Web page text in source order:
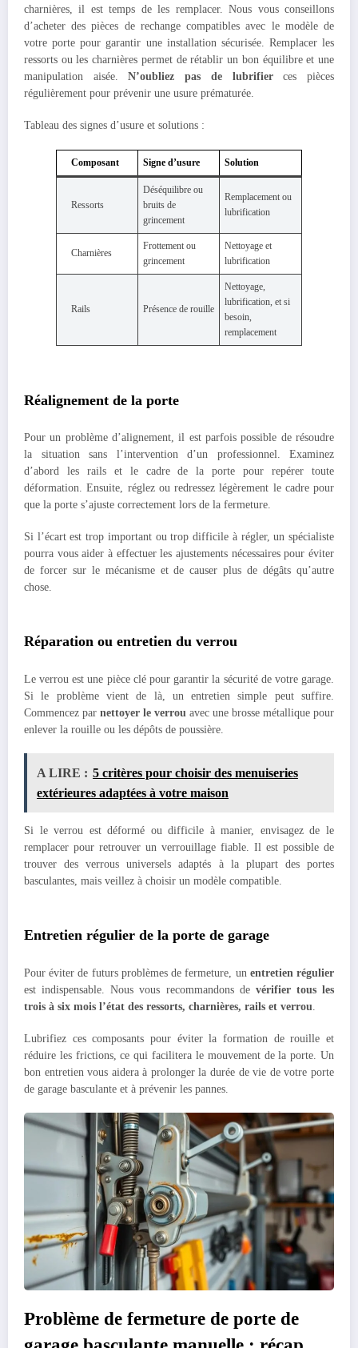
charnières, il est temps de les remplacer. Nous vous conseillons
d’acheter des pièces de rechange compatibles avec le modèle de
votre porte pour garantir une installation sécurisée. Remplacer les
ressorts ou les charnières permet de rétablir un bon équilibre et une
manipulation aisée.N’oubliez pas de lubrifierces pièces
régulièrement pour prévenir une usure prématurée.
Tableau des signes d’usure et solutions :
Composant Signe d’usure Solution
Ressorts
Déséquilibre ou
bruits de
grincement
Remplacement ou
lubrification
Charnières
Frottement ou
grincement
Nettoyage et
lubrification
Rails Présence de rouille
Nettoyage,
lubrification, et si
besoin,
remplacement
Réalignement de la porte
Pour un problème d’alignement, il est parfois possible de résoudre
la situation sans l’intervention d’un professionnel. Examinez
d’abord les rails et le cadre de la porte pour repérer toute
déformation. Ensuite, réglez ou redressez légèrement le cadre pour
que la porte s’ajuste correctement lors de la fermeture.
Si l’écart est trop important ou trop difficile à régler, un spécialiste
pourra vous aider à effectuer les ajustements nécessaires pour éviter
de forcer sur le mécanisme et de causer plus de dégâts qu’autre
chose.
Réparation ou entretien du verrou
Le verrou est une pièce clé pour garantir la sécurité de votre garage.
Si le problème vient de là, un entretien simple peut suffire.
Commencez par nettoyer le verrou avec une brosse métallique pour
enlever la rouille ou les dépôts de poussière.
A LIRE : 5 critères pour choisir des menuiseries
extérieures adaptées à votre maison
Si le verrou est déformé ou difficile à manier, envisagez de le
remplacer pour retrouver un verrouillage fiable. Il est possible de
trouver des verrous universels adaptés à la plupart des portes
basculantes, mais veillez à choisir un modèle compatible.
Entretien régulier de la porte de garage
Pour éviter de futurs problèmes de fermeture, un entretien régulier
est indispensable. Nous vous recommandons de vérifier tous les
trois à six mois l’état des ressorts, charnières, rails et verrou
Lubrifiez ces composants pour éviter la formation de rouille et
réduire les frictions, ce qui facilitera le mouvement de la porte. Un
bon entretien vous aidera à prolonger la durée de vie de votre porte
de garage basculante et à prévenir les pannes.
Problème de fermeture de porte de